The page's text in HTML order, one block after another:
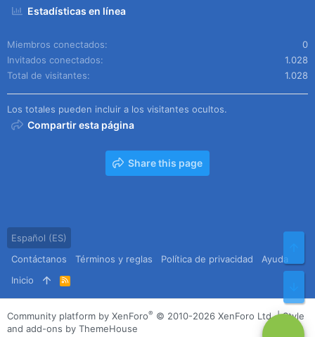
Estadísticas en línea
Miembros conectados
0
Invitados conectados
1.028
Total de visitantes
1.028
Los totales pueden incluir a los visitantes ocultos.
Compartir esta página
Share this page
Español (ES)
Contáctanos
Términos y reglas Política de privacidad
Ayuda
Inicio
R
S
S
Community platform by XenForo® © 2010-2026 XenForo Ltd. |Style
and add-ons by ThemeHouse